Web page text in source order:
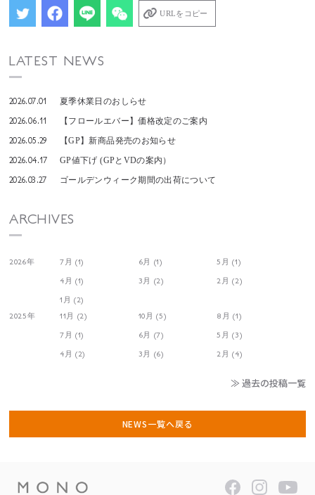
URLをコピー
LATEST NEWS
2026.07.01 夏季休業日のおしらせ
2026.06.11 【フロールエバー】価格改定のご案内
2026.05.29 【GP】新商品発売のお知らせ
2026.04.17 GP値下げ (GPとVDの案内）
2026.03.27 ゴールデンウィーク期間の出荷について
ARCHIVES
2026年 7月 (1) 6月 (1)
5月 (1)
4月 (1)
3月 (2)
2月 (2)
1月 (2)
2025年
11月 (2) 10月 (5)
8月 (1)
7月 (1)
6月 (7)
5月 (3)
4月 (2)
3月 (6) 2月 (4)
≫ 過去の投稿一覧
NEWS一覧へ戻る